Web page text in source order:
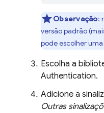
Observação:
versão padrão
pode escolher
Escolha a
Authentication.
Adicione a
Outras